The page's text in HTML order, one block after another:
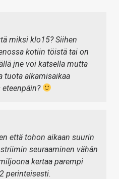
miksi klo15? Siihen
kotiin töistä tai on
jne voi katsella mutta
tuota alkamisaikaa
että tohon aikaan suurin
seuraaminen vähän
kertaa parempi
perinteisesti.